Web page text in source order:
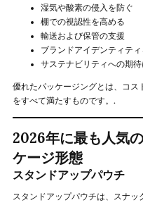
湿気や酸素の侵入を防ぐ
棚での視認性を高める
輸送および保管の支援
ブランドアイデンティテ
サステナビリティへの期
優れたパッケージングとは、コ
をすべて満たすものです。.
2026年に最も人気
ケージ形態
スタンドアップパウチ
スタンドアップパウチは、スナ